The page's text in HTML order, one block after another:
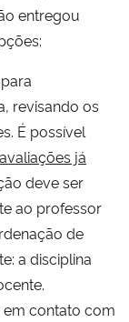
entregou
revisando os
É possível
já
deve ser
ao professor
de
a disciplina
em contato com